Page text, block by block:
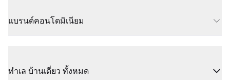
แบรนด์คอนโดมิเนียม
ทำเล บ้านเดี่ยว ทั้งหมด